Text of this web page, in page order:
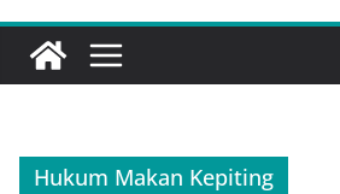
Hukum Makan Kepiting